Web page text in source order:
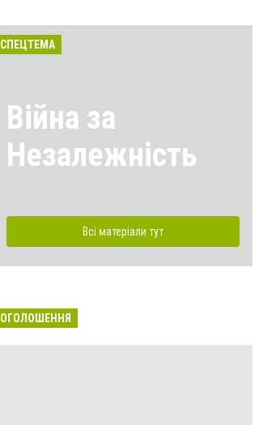
СПЕЦТЕМА
Війна за
Незалежність
Всі матеріали тут
ОГОЛОШЕННЯ